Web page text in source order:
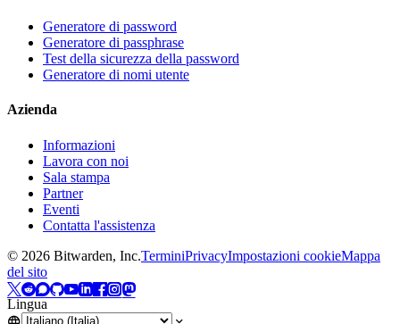
Generatore di password
Generatore di passphrase
Test della sicurezza della password
Generatore di nomi utente
Azienda
Informazioni
Lavora con noi
Sala stampa
Partner
Eventi
Contatta l'assistenza
© 2026 Bitwarden, Inc.TerminiPrivacyImpostazioni cookieMappa
del sito
Lingua